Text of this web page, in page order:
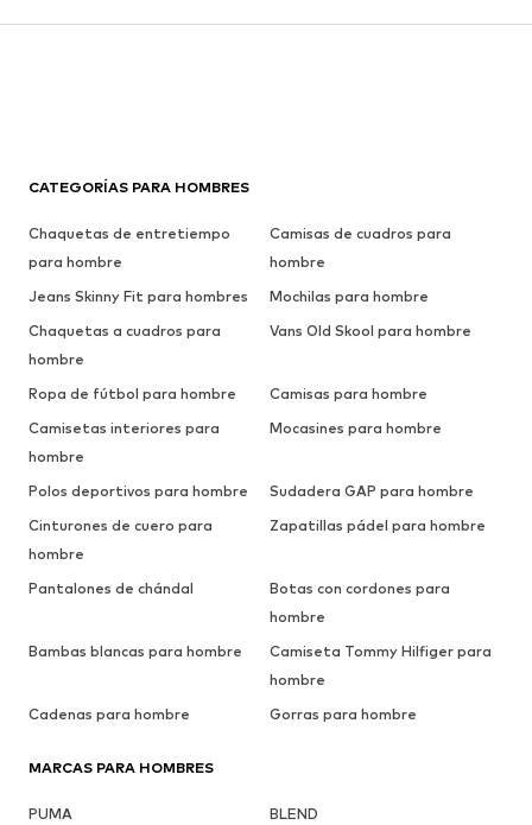
CATEGORÍAS PARA HOMBRES
Chaquetas de entretiempo
para hombre
Camisas de cuadros para
hombre
Jeans Skinny Fit para hombres
Mochilas para hombre
Chaquetas a cuadros para
hombre
Vans Old Skool para hombre
Ropa de fútbol para hombre
Camisas para hombre
Camisetas interiores para
hombre
Mocasines para hombre
Polos deportivos para hombre
Sudadera GAP para hombre
Cinturones de cuero para
hombre
Zapatillas pádel para hombre
Pantalones de chándal
Botas con cordones para
hombre
Bambas blancas para hombre
Camiseta Tommy Hilfiger para
hombre
Cadenas para hombre
Gorras para hombre
MARCAS PARA HOMBRES
PUMA
BLEND